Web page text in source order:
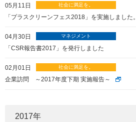
05月11日
「プラスクリーンフェス2018」を実施しました。
04月30日
「CSR報告書2017」を発行しました
02月01日
企業訪問 ～2017年度下期 実施報告～
2017年